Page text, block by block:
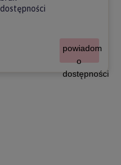
dostępności
powiadom
o
dostępności